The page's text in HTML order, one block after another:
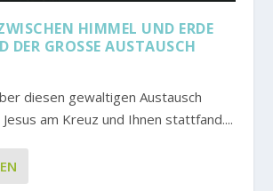
HIMMEL UND ERDE
GROSSE AUSTAUSCH S
diesen gewaltigen Austausch
am Kreuz und Ihnen stattfand....